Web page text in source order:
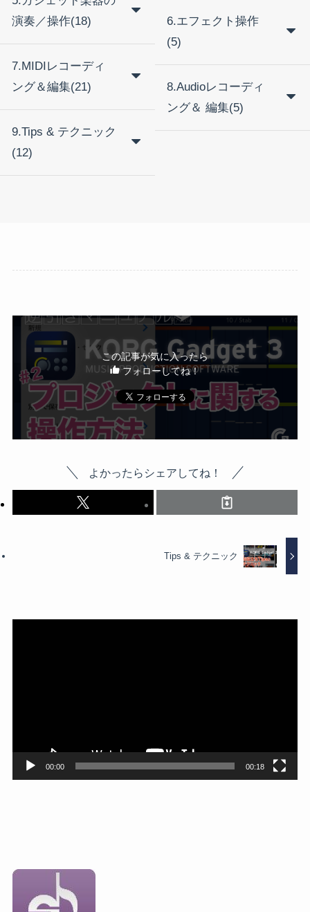
演奏／操作(18)
7.MIDIレコーディ
ング＆編集(21)
9.Tips & テクニック
(12)
6.エフェクト操作
(5)
8.Audioレコーディ
ング＆ 編集(5)
この記事が気に入ったら
フォローしてね！
よかったらシェアしてね！
Tips & テクニック
00:00 00:18